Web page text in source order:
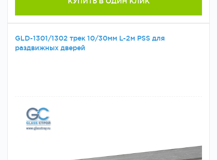
GLD-1301/1302 трек 10/30мм L-2м PSS для
раздвижных дверей